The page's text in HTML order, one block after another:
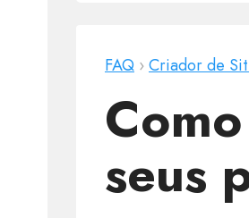
FAQ ›Criador de
seus